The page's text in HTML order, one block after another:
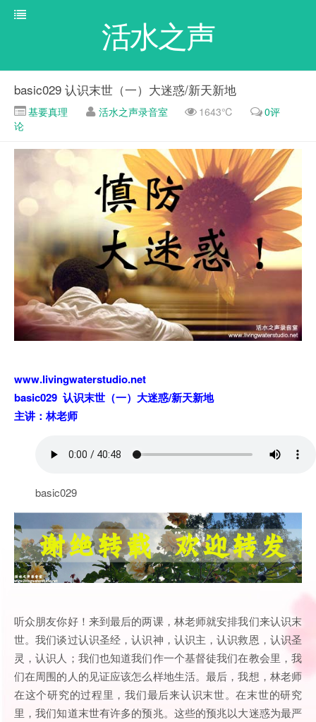
活水之声
basic029 认识末世（一）大迷惑/新天新地
基要真理 活水之声录音室 1643℃
0评
论
www.livingwaterstudio.net
basic029 认识末世（一）大迷惑/新天新地
主讲：林老师
basic029
听众朋友你好！来到最后的两课，林老师就安排我们来认识末
世。我们谈过认识圣经，认识神，认识主，认识救恩，认识圣
灵，认识人；我们也知道我们作一个基督徒我们在教会里，我
们在周围的人的见证应该怎么样地生活。最后，我想，林老师
在这个研究的过程里，我们最后来认识末世。在末世的研究
里，我们知道末世有许多的预兆。这些的预兆以大迷惑为最严